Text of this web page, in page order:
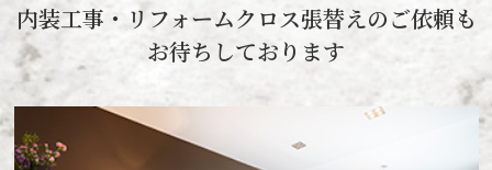
内装工事・リフォームクロス張替えのご依頼も
お待ちしております